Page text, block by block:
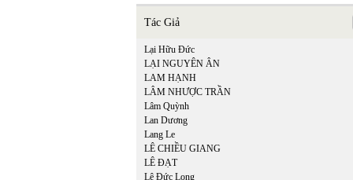
Tác Giả
Lại Hữu Đức
LẠI NGUYÊN ÂN
LAM HẠNH
LÂM NHƯỢC TRẦN
Lâm Quỳnh
Lan Dương
Lang Le
LÊ CHIỀU GIANG
LÊ ĐẠT
Lê Đức Long